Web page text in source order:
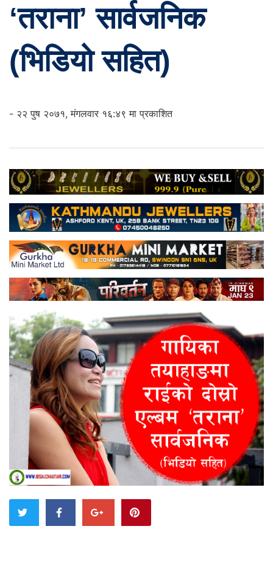
‘तराना’ सार्वजनिक
(भिडियो सहित)
- २२ पुष २०७१, मंगलवार १६:४९ मा प्रकाशित